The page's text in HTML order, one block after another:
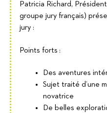
Patricia Richard,
groupe jury français)
jury :
Points forts :
Des aventures
Sujet traité d’une
novatrice
De belles